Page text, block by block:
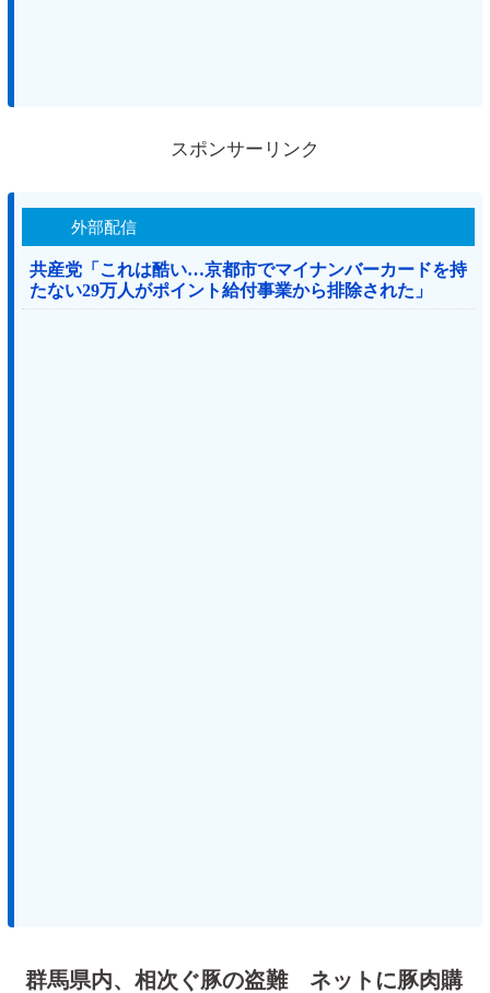
スポンサーリンク
外部配信
共産党「これは酷い…京都市でマイナンバーカードを持
たない29万人がポイント給付事業から排除された」
群馬県内、相次ぐ豚の盗難 ネットに豚肉購